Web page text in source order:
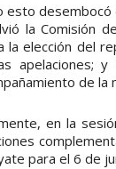
esto desembocó
la Comisión
la elección del
apelaciones;
de la
en la
para el 6 de